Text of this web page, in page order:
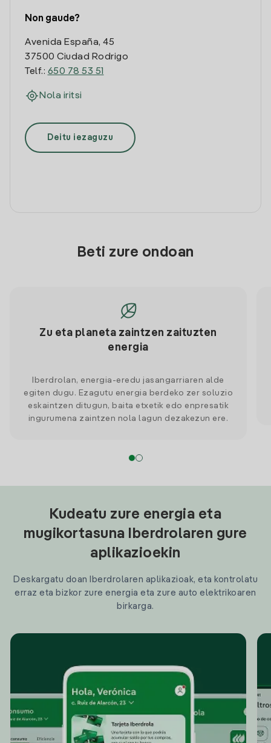
Non gaude?
Avenida España, 45
37500 Ciudad Rodrigo
Telf.: 650 78 53 51
Nola iritsi
Deitu iezaguzu
Beti zure ondoan
Zu eta planeta zaintzen zaituzten
energia
Iberdrolan, energia-eredu jasangarriaren alde
egiten dugu. Ezagutu energia berdeko zer soluzio
eskaintzen ditugun, baita etxetik edo enpresatik
ingurumena zaintzen nola lagun dezakezun ere.
Kudeatu zure energia eta
mugikortasuna Iberdrolaren gure
aplikazioekin
Deskargatu doan Iberdrolaren aplikazioak, eta kontrolatu
erraz eta bizkor zure energia eta zure auto elektrikoaren
birkarga.